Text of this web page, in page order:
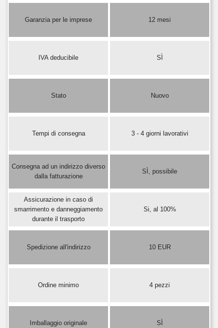
Garanzia per le imprese 12 mesi
IVA deducibile SÌ
Stato Nuovo
Tempi di consegna 3 - 4 giorni lavorativi
Consegna ad un indirizzo diverso
dalla fatturazione
SÌ, possibile
Assicurazione in caso di
smarrimento e danneggiamento
durante il trasporto
Si, al 100%
Spedizione all'indirizzo 10 EUR
Ordine minimo 4 pezzi
Imballaggio originale SÌ